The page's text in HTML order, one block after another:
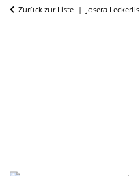
Zurück zur Liste Josera Leckerlis